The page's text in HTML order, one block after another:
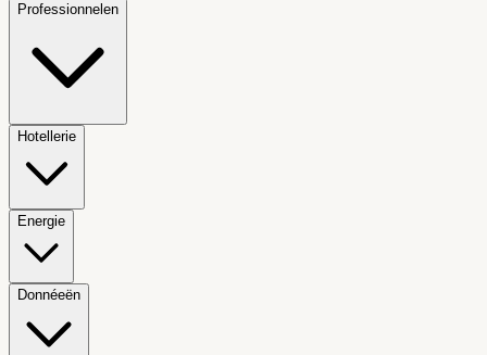
Professionnelen
Hotellerie
Energie
Donnéeën